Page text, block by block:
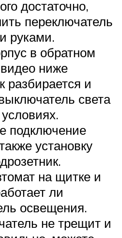
достаточно,
переключатель
руками.
в обратном
ниже
разбирается и
света
подключение
установку
на щитке и
ли
освещения.
не трещит и